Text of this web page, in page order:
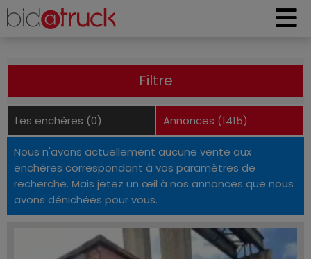
Filtre
Les enchères (0) Annonces (1415)
Nous n'avons actuellement aucune vente aux
enchères correspondant à vos paramètres de
recherche. Mais jetez un œil à nos annonces que nous
avons dénichées pour vous.